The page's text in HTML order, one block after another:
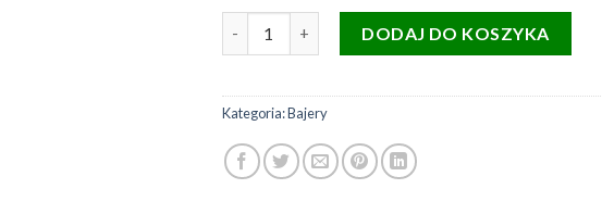
DODAJ DO KOSZYKA
Kategoria:Bajery